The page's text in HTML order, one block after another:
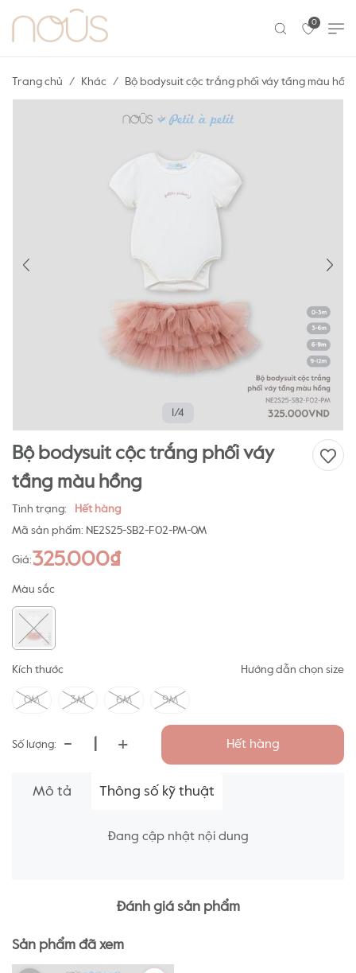
0
Trang chủ Khác Bộ bodysuit cộc trắng phối váy tầng màu
1/4
Bộ bodysuit cộc trắng phối váy
tầng màu hồng
Tình trạng:
Hết hàng
Mã sản phẩm: NE2S25-SB2-F02-PM-0M
Giá:325.000₫
Màu sắc
Kích thước Hướng dẫn chọn size
0M 3M 6M 9M
Số lượng: - + Hết hàng
Mô tả Thông số kỹ thuật
Đang cập nhật nội dung
Đánh giá sản phẩm
Sản phẩm đã xem